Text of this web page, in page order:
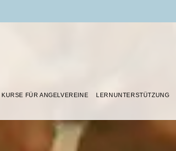
KURSE FÜR ANGELVEREINE LERNUNTERSTÜTZUNG